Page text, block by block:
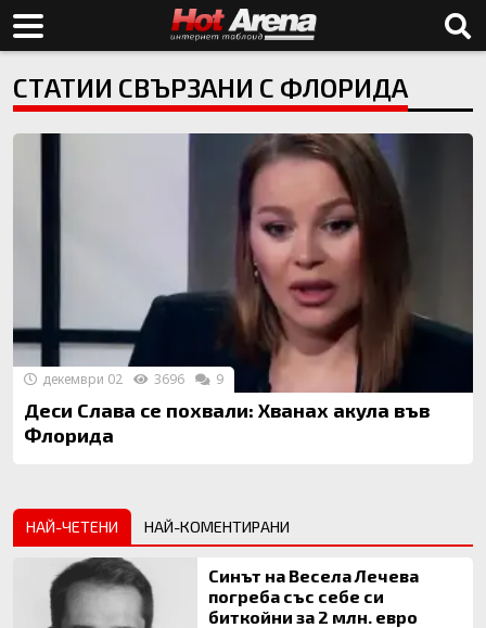
СТАТИИ СВЪРЗАНИ С ФЛОРИДА
Деси Слава се похвали: Хванах акула във
Флорида
декември 02 3696 9
НАЙ-ЧЕТЕНИ НАЙ-КОМЕНТИРАНИ
Синът на Весела Лечева
погреба със себе си
биткойни за 2 млн. евро